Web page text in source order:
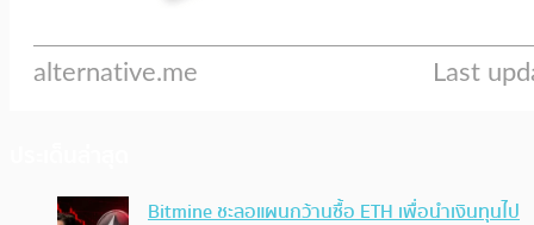
Bitmine ชะลอแผนกว้านซื้อ ETH เพื่อนำเงินทุนไป